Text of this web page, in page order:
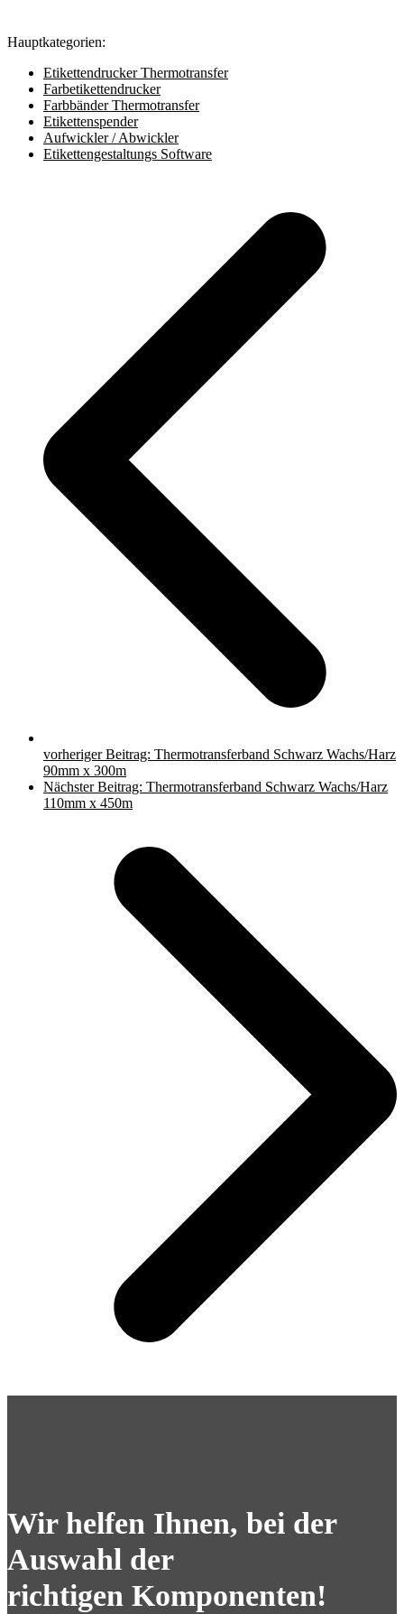
Hauptkategorien:
Etikettendrucker Thermotransfer
Farbetikettendrucker
Farbbänder Thermotransfer
Etikettenspender
Aufwickler / Abwickler
Etikettengestaltungs Software
vorheriger Beitrag: Thermotransferband Schwarz Wachs/Harz
90mm x 300m
Nächster Beitrag: Thermotransferband Schwarz Wachs/Harz
110mm x 450m
Wir helfen Ihnen, bei der
Auswahl der
richtigen Komponenten!